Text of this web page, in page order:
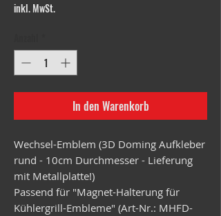
inkl. MwSt.
In den Warenkorb
Wechsel-Emblem (3D Doming Aufkleber
rund - 10cm Durchmesser - Lieferung
mit Metallplatte!)
Passend für "Magnet-Halterung für
Kühlergrill-Embleme" (Art-Nr.: MHFD-